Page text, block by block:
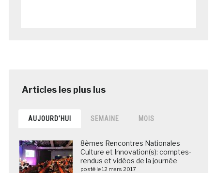
AUJOURD’HUI SEMAINE MOIS
8èmes Rencontres Nationales
Culture et Innovation(s): comptes-
rendus et vidéos de la journée
posté le 12 mars 2017